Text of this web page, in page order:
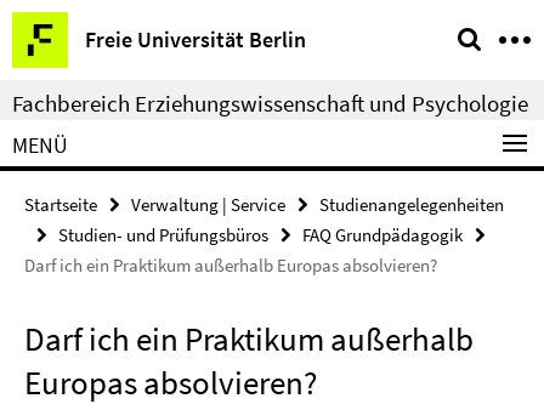
Springe
direkt
zu
Inhalt
Freie Universität Berlin
Service-
Navigation
Fachbereich Erziehungswissenschaft und Psychologie
MENÜ
Startseite Verwaltung | Service
Studienangelegenheiten
Studien- und Prüfungsbüros
FAQ Grundpädagogik
Darf ich ein Praktikum außerhalb Europas absolvieren?
Darf ich ein Praktikum außerhalb
Europas absolvieren?